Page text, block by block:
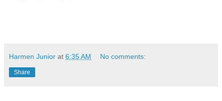
Harmen Junior at 6:35 AM No comments:
Share